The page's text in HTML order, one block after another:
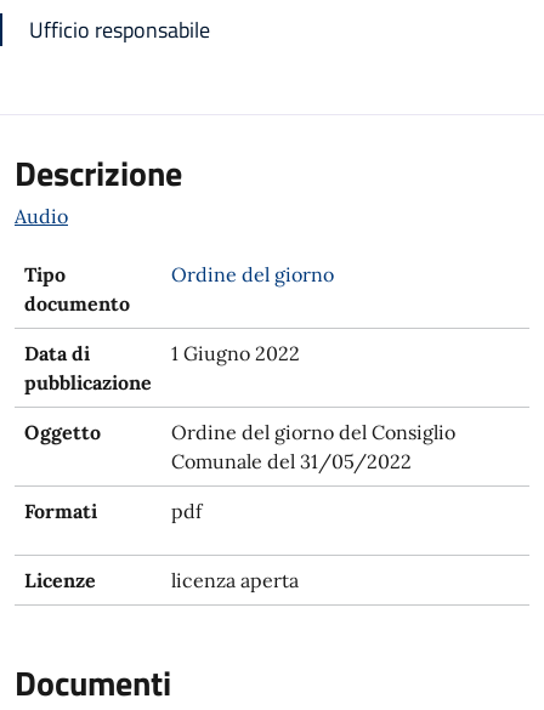
Ufficio responsabile
Descrizione
Audio
Tipo
documento
Ordine del giorno
Data di
pubblicazione
1 Giugno 2022
Oggetto
Ordine del giorno del Consiglio
Comunale del 31/05/2022
Formati pdf
Licenze licenza aperta
Documenti